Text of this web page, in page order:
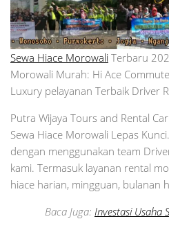
Sewa Hiace Morowali Terbaru
Morowali Murah: Hi Ace
Luxury pelayanan Terbaik Driver
Putra Wijaya Tours and Rental
Sewa Hiace Morowali Lepas
dengan menggunakan team
kami. Termasuk layanan rental
hiace harian, mingguan, bulanan
Baca Juga: Investasi Usaha